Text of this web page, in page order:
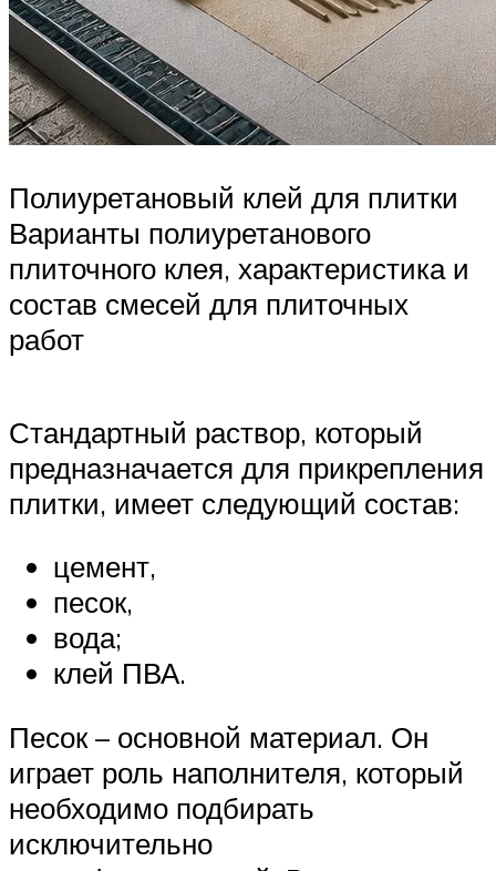
Полиуретановый клей для плитки
Варианты полиуретанового
плиточного клея, характеристика и
состав смесей для плиточных
работ
Стандартный раствор, который
предназначается для прикрепления
плитки, имеет следующий состав:
цемент,
песок,
вода;
клей ПВА.
Песок – основной материал. Он
играет роль наполнителя, который
необходимо подбирать
исключительно